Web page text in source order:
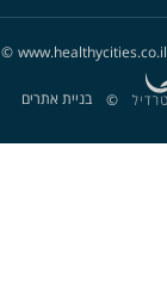
www.healthycities.co.il
©
© בניית אתרים